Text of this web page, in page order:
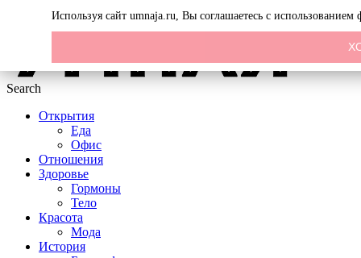
Search
Открытия
Еда
Офис
Отношения
Здоровье
Гормоны
Тело
Красота
Мода
История
Используя сайт umnaja.ru, Вы соглашаетесь с использованием